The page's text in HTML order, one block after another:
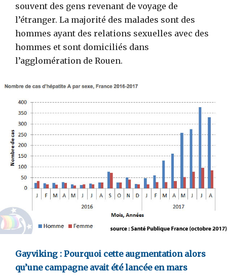
souvent des gens revenant de voyage de
l’étranger. La majorité des malades sont des
hommes ayant des relations sexuelles avec des
hommes et sont domiciliés dans
l’agglomération de Rouen.
Gayviking : Pourquoi cette augmentation alors
qu’une campagne avait été lancée en mars